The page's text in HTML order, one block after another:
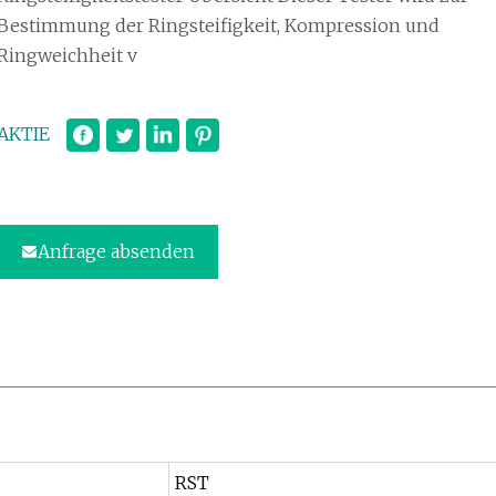
der Ringsteifigkeit, Kompression und
v
Anfrage absenden
RST